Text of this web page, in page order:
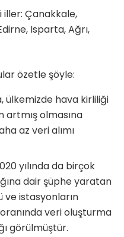
iller: Çanakkale,
Isparta, Ağrı,
özetle şöyle:
ülkemizde hava kirliliği
artmış olmasına
az veri alımı
yılında da birçok
dair şüphe yaratan
ve istasyonların
veri oluşturma
görülmüştür.